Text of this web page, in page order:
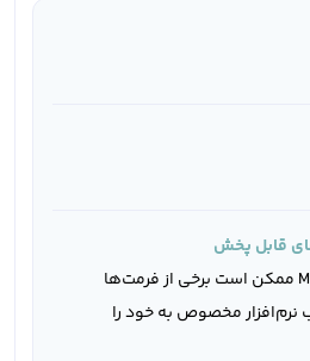
قابل پخش
MP3 player- Organizer ممکن است برخی از فرمت‌ها
مخصوص به خود را